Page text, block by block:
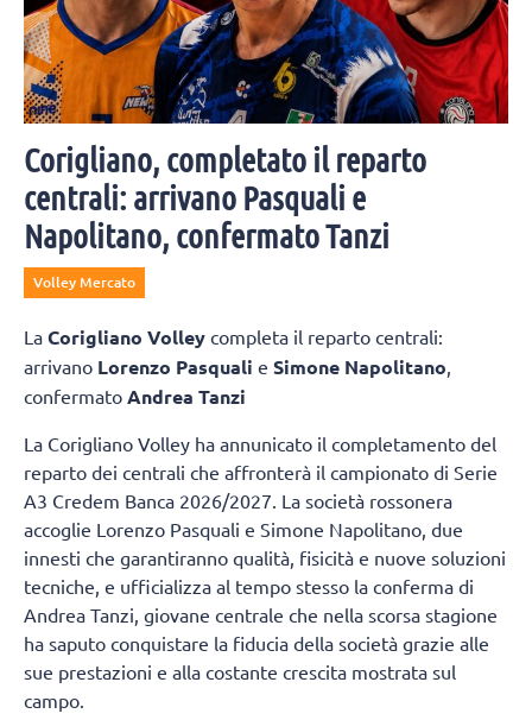
Corigliano, completato il reparto
centrali: arrivano Pasquali e
Napolitano, confermato Tanzi
Volley Mercato
La Corigliano Volley completa il reparto centrali:
arrivano Lorenzo Pasquali e Simone Napolitano,
confermato Andrea Tanzi
La Corigliano Volley ha annunicato il completamento del
reparto dei centrali che affronterà il campionato di Serie
A3 Credem Banca 2026/2027. La società rossonera
accoglie Lorenzo Pasquali e Simone Napolitano, due
innesti che garantiranno qualità, fisicità e nuove soluzioni
tecniche, e ufficializza al tempo stesso la conferma di
Andrea Tanzi, giovane centrale che nella scorsa stagione
ha saputo conquistare la fiducia della società grazie alle
sue prestazioni e alla costante crescita mostrata sul
campo.